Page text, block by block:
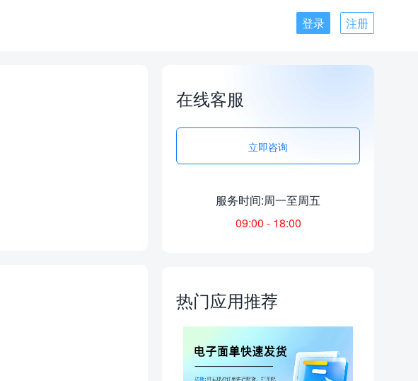
登录 注册
在线客服
立即咨询
服务时间:周一至周五
09:00 - 18:00
热门应用推荐